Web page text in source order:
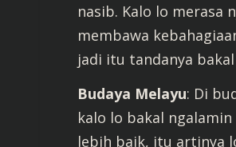
nasib. Kalo lo
membawa
jadi itu tandanya
Budaya Melayu: Di
kalo lo bakal
lebih baik, itu artinya